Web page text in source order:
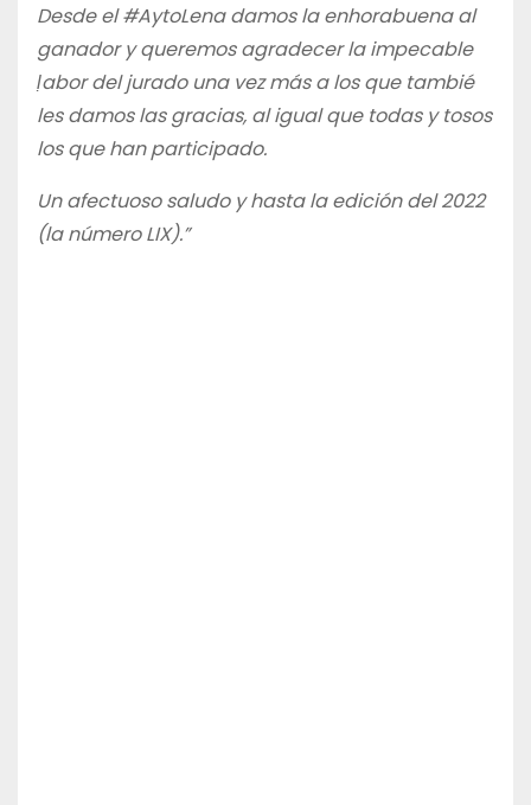
Desde el #AytoLena damos la enhorabuena al
ganador y queremos agradecer la impecable
ḷabor del jurado una vez más a los que tambié
les damos las gracias, al igual que todas y tosos
los que han participado.
Un afectuoso saludo y hasta la edición del 2022
(la número LIX).”